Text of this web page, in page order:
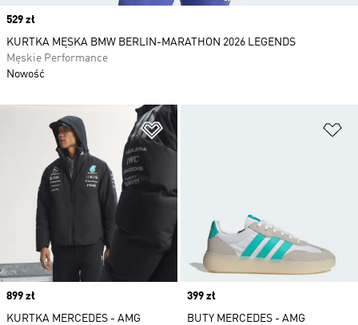
Dodaj do listy życzeń
Price
899 zł
KURTKA MERCEDES - AMG
Price
399 zł
BUTY MERCEDES - AMG
Price
529 zł
KURTKA MĘSKA BMW BERLIN-MARATHON 2026 LEGENDS
Męskie Performance
Nowość